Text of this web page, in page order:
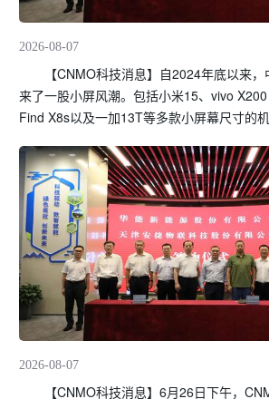
2026-08-07
【CNMO科技消息】自2024年底以来，
来了一股小屏风潮。包括小米15、vivo
Find X8s以及一加13T等多款小屏幕尺寸的
2026-08-07
【CNMO科技消息】6月26日下午，